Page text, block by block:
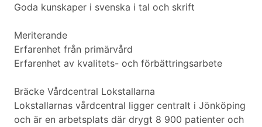
Goda kunskaper i svenska i tal och skrift
Meriterande
Erfarenhet från primärvård
Erfarenhet av kvalitets- och förbättringsarbete
Bräcke Vårdcentral Lokstallarna
Lokstallarnas vårdcentral ligger centralt i Jönköping
och är en arbetsplats där drygt 8 900 patienter och